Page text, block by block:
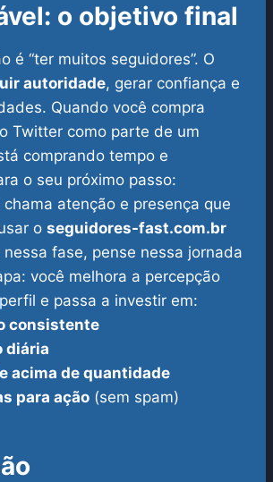
o objetivo final
é “ter muitos seguidores”. O
autoridade, gerar confiança e
Quando você compra
Twitter como parte de um
comprando tempo e
o seu próximo passo:
atenção e presença que
o seguidores-fast.com.br
fase, pense nessa jornada
você melhora a percepção
e passa a investir em:
consistente
diária
acima de quantidade
para ação (sem spam)